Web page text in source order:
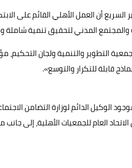
أن العمل الأهلي القائم على
والمجتمع المدني لتحقيق تنمية
التطوير والتنمية ولجان التحكيم،
قابلة للتكرار والتوسع».
الوكيل الدائم لوزارة التضامن
العام للجمعيات الأهلية، إلى